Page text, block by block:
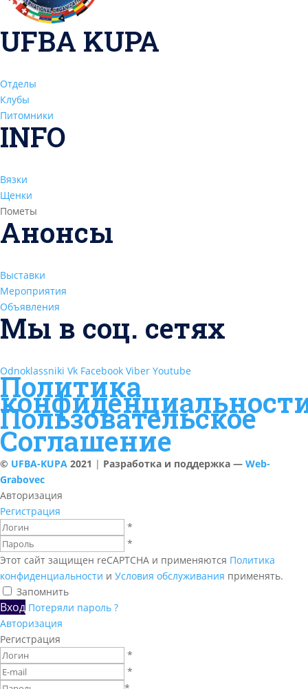
UFBA KUPA
Отделы
Клубы
Питомники
INFO
Вязки
Щенки
Пометы
Анонсы
Выставки
Мероприятия
Объявления
Мы в соц. сетях
Odnoklassniki Vk Facebook Viber Youtube
Политика
Пользовательское
Соглашение
© UFBA-KUPA 2021 | Разработка и поддержка — Web-
Grabovec
Авторизация
Регистрация
*
*
Этот сайт защищен reCAPTCHA и применяются Политика
конфиденциальности и Условия обслуживания применять.
Запомнить
Вход Потеряли пароль ?
Авторизация
Регистрация
*
*